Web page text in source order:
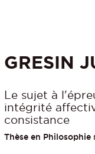
GRESIN
Le sujet à
intégrité
consistance
Thèse en